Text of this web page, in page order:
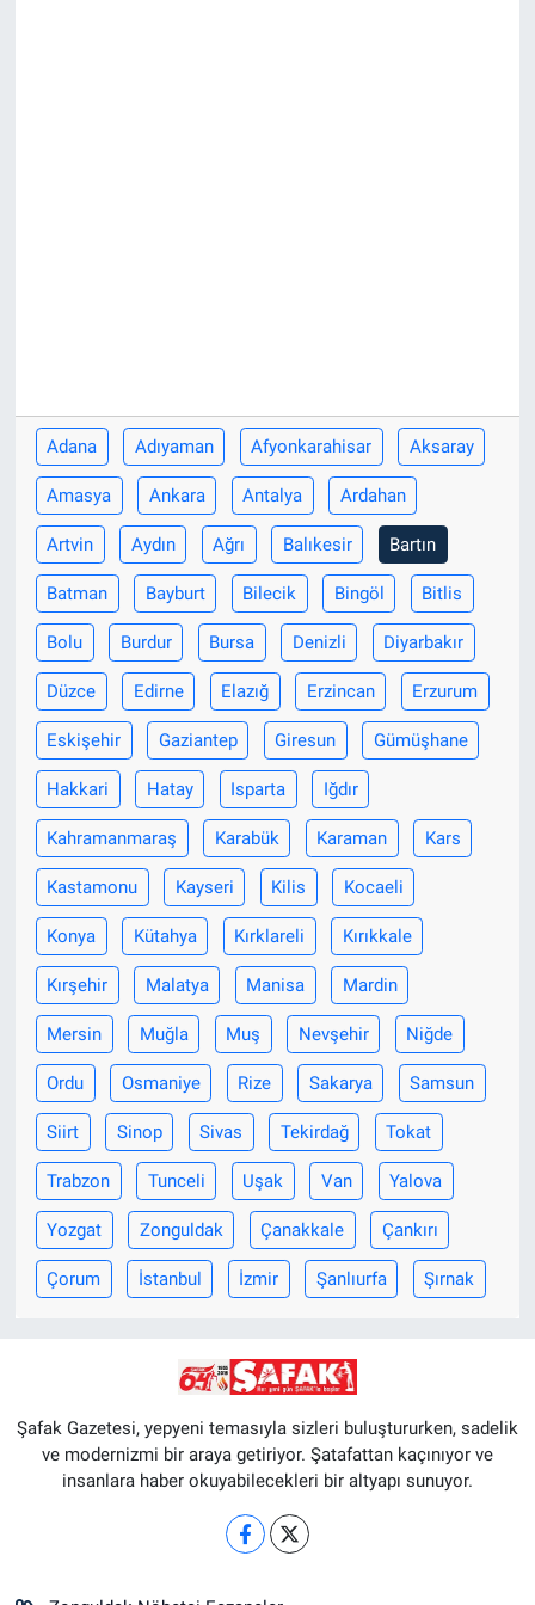
Adana Adıyaman Afyonkarahisar Aksaray
Amasya Ankara Antalya Ardahan
Artvin Aydın Ağrı Balıkesir Bartın
Batman Bayburt Bilecik Bingöl Bitlis
Bolu Burdur Bursa Denizli Diyarbakır
Düzce Edirne Elazığ Erzincan Erzurum
Eskişehir Gaziantep Giresun Gümüşhane
Hakkari Hatay Isparta Iğdır
Kahramanmaraş Karabük Karaman Kars
Kastamonu Kayseri Kilis Kocaeli
Konya Kütahya Kırklareli Kırıkkale
Kırşehir Malatya Manisa Mardin
Mersin Muğla Muş Nevşehir Niğde
Ordu Osmaniye Rize Sakarya Samsun
Siirt Sinop Sivas Tekirdağ Tokat
Trabzon Tunceli Uşak Van Yalova
Yozgat Zonguldak Çanakkale Çankırı
Çorum İstanbul İzmir Şanlıurfa Şırnak
Şafak Gazetesi, yepyeni temasıyla sizleri buluştururken, sadelik
ve modernizmi bir araya getiriyor. Şatafattan kaçınıyor ve
insanlara haber okuyabilecekleri bir altyapı sunuyor.